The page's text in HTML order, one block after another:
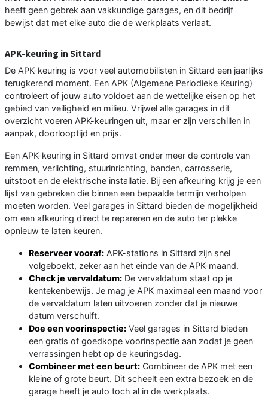
heeft geen gebrek aan vakkundige garages, en dit bedrijf
bewijst dat met elke auto die de werkplaats verlaat.
APK-keuring in Sittard
De APK-keuring is voor veel automobilisten in Sittard een jaarlijks
terugkerend moment. Een APK (Algemene Periodieke Keuring)
controleert of jouw auto voldoet aan de wettelijke eisen op het
gebied van veiligheid en milieu. Vrijwel alle garages in dit
overzicht voeren APK-keuringen uit, maar er zijn verschillen in
aanpak, doorlooptijd en prijs.
Een APK-keuring in Sittard omvat onder meer de controle van
remmen, verlichting, stuurinrichting, banden, carrosserie,
uitstoot en de elektrische installatie. Bij een afkeuring krijg je een
lijst van gebreken die binnen een bepaalde termijn verholpen
moeten worden. Veel garages in Sittard bieden de mogelijkheid
om een afkeuring direct te repareren en de auto ter plekke
opnieuw te laten keuren.
Reserveer vooraf: APK-stations in Sittard zijn snel
volgeboekt, zeker aan het einde van de APK-maand.
Check je vervaldatum: De vervaldatum staat op je
kentekenbewijs. Je mag je APK maximaal een maand voor
de vervaldatum laten uitvoeren zonder dat je nieuwe
datum verschuift.
Doe een voorinspectie: Veel garages in Sittard bieden
een gratis of goedkope voorinspectie aan zodat je geen
verrassingen hebt op de keuringsdag.
Combineer met een beurt: Combineer de APK met een
kleine of grote beurt. Dit scheelt een extra bezoek en de
garage heeft je auto toch al in de werkplaats.